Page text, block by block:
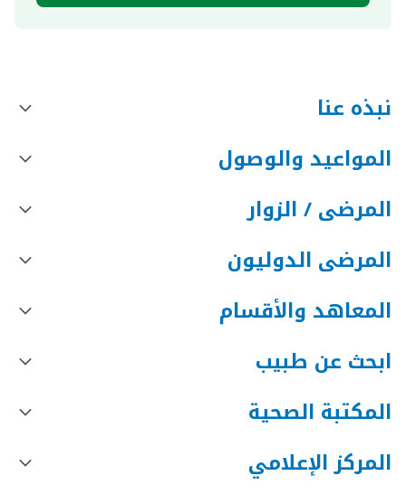
نبذه عنا
المواعيد والوصول
المرضى / الزوار
المرضى الدوليون
المعاهد والأقسام
ابحث عن طبيب
المكتبة الصحية
المركز الإعلامي